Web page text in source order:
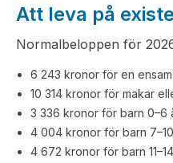
Att leva på
Normalbeloppen för
6 243 kronor för en
10 314 kronor för makar
3 336 kronor för barn 0–6
4 004 kronor för barn
4 672 kronor för barn